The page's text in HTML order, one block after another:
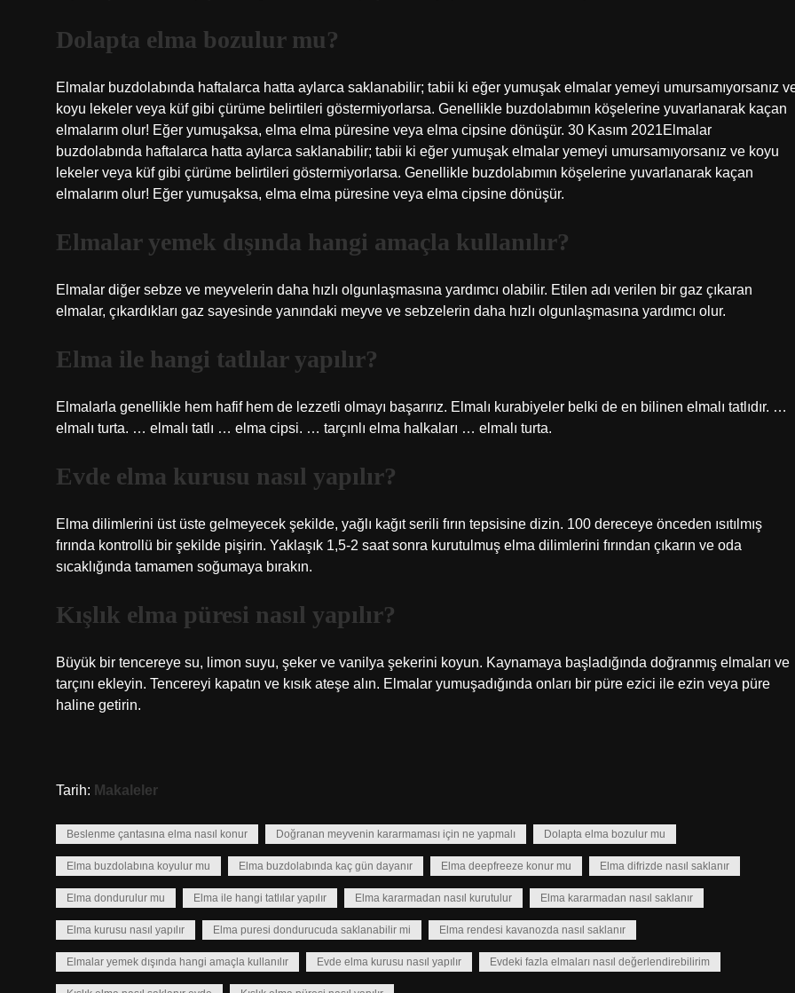
Dolapta elma bozulur mu?
Elmalar buzdolabında haftalarca hatta aylarca saklanabilir; tabii ki eğer yumuşak elmalar yemeyi umursamıyorsanız
koyu lekeler veya küf gibi çürüme belirtileri göstermiyorlarsa. Genellikle buzdolabımın köşelerine yuvarlanarak kaçan
elmalarım olur! Eğer yumuşaksa, elma elma püresine veya elma cipsine dönüşür. 30 Kasım 2021Elmalar
buzdolabında haftalarca hatta aylarca saklanabilir; tabii ki eğer yumuşak elmalar yemeyi umursamıyorsanız ve koyu
lekeler veya küf gibi çürüme belirtileri göstermiyorlarsa. Genellikle buzdolabımın köşelerine yuvarlanarak kaçan
elmalarım olur! Eğer yumuşaksa, elma elma püresine veya elma cipsine dönüşür.
Elmalar yemek dışında hangi amaçla kullanılır?
Elmalar diğer sebze ve meyvelerin daha hızlı olgunlaşmasına yardımcı olabilir. Etilen adı verilen bir gaz çıkaran
elmalar, çıkardıkları gaz sayesinde yanındaki meyve ve sebzelerin daha hızlı olgunlaşmasına yardımcı olur.
Elma ile hangi tatlılar yapılır?
Elmalarla genellikle hem hafif hem de lezzetli olmayı başarırız. Elmalı kurabiyeler belki de en bilinen elmalı tatlıdır. …
elmalı turta. … elmalı tatlı … elma cipsi. … tarçınlı elma halkaları … elmalı turta.
Evde elma kurusu nasıl yapılır?
Elma dilimlerini üst üste gelmeyecek şekilde, yağlı kağıt serili fırın tepsisine dizin. 100 dereceye önceden ısıtılmış
fırında kontrollü bir şekilde pişirin. Yaklaşık 1,5-2 saat sonra kurutulmuş elma dilimlerini fırından çıkarın ve oda
sıcaklığında tamamen soğumaya bırakın.
Kışlık elma püresi nasıl yapılır?
Büyük bir tencereye su, limon suyu, şeker ve vanilya şekerini koyun. Kaynamaya başladığında doğranmış elmaları ve
tarçını ekleyin. Tencereyi kapatın ve kısık ateşe alın. Elmalar yumuşadığında onları bir püre ezici ile ezin veya püre
haline getirin.
Tarih: Makaleler
Beslenme çantasına elma nasıl konur Doğranan meyvenin kararmaması için ne yapmalı Dolapta elma bozulur mu
Elma buzdolabına koyulur mu Elma buzdolabında kaç gün dayanır Elma deepfreeze konur mu Elma difrizde nasıl saklanır
Elma dondurulur mu Elma ile hangi tatlılar yapılır Elma kararmadan nasıl kurutulur Elma kararmadan nasıl saklanır
Elma kurusu nasıl yapılır Elma puresi dondurucuda saklanabilir mi Elma rendesi kavanozda nasıl saklanır
Elmalar yemek dışında hangi amaçla kullanılır Evde elma kurusu nasıl yapılır Evdeki fazla elmaları nasıl değerlendirebilirim